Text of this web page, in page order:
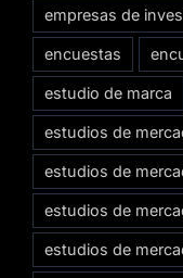
empresas de
encuestas
estudio de marca
estudios de
estudios de
estudios de
estudios de